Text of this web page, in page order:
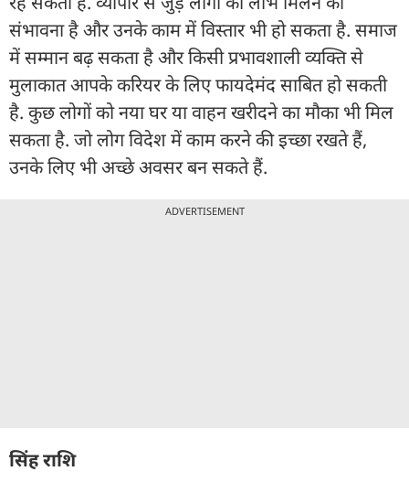
संभावना है और उनके काम में विस्तार भी हो सकता है. समाज
में सम्मान बढ़ सकता है और किसी प्रभावशाली व्यक्ति से
मुलाकात आपके करियर के लिए फायदेमंद साबित हो सकती
है. कुछ लोगों को नया घर या वाहन खरीदने का मौका भी मिल
सकता है. जो लोग विदेश में काम करने की इच्छा रखते हैं,
उनके लिए भी अच्छे अवसर बन सकते हैं.
ADVERTISEMENT
सिंह राशि